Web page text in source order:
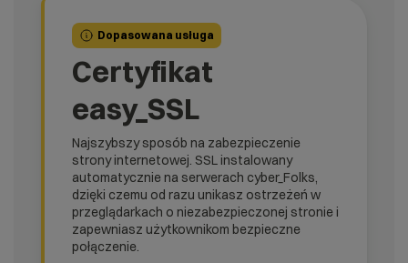
Dopasowana usługa
Certyfikat
easy_SSL
Najszybszy sposób na zabezpieczenie
strony internetowej. SSL instalowany
automatycznie na serwerach cyber_Folks,
dzięki czemu od razu unikasz ostrzeżeń w
przeglądarkach o niezabezpieczonej stronie i
zapewniasz użytkownikom bezpieczne
połączenie.